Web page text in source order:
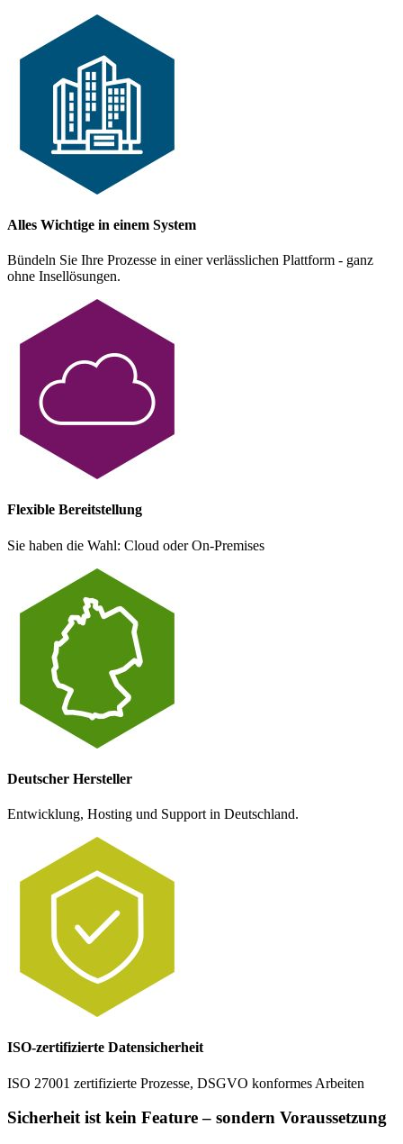
Alles Wichtige in einem System
Bündeln Sie Ihre Prozesse in einer verlässlichen Plattform - ganz
ohne Insellösungen.
Flexible Bereitstellung
Sie haben die Wahl: Cloud oder On-Premises
Deutscher Hersteller
Entwicklung, Hosting und Support in Deutschland.
ISO-zertifizierte Datensicherheit
ISO 27001 zertifizierte Prozesse, DSGVO konformes Arbeiten
Sicherheit ist kein Feature – sondern Voraussetzung